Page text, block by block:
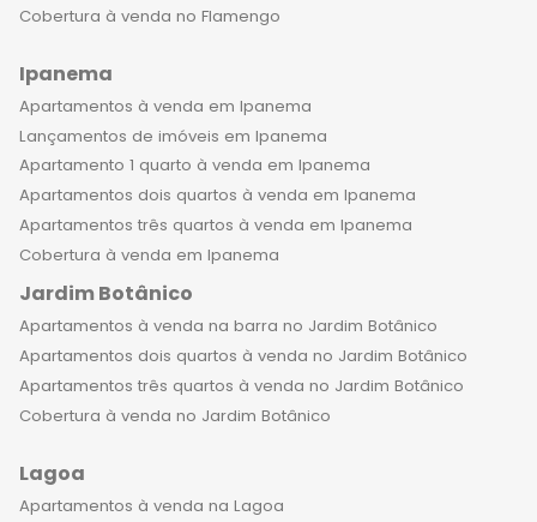
Cobertura à venda no Flamengo
Ipanema
Apartamentos à venda em Ipanema
Lançamentos de imóveis em Ipanema
Apartamento 1 quarto à venda em Ipanema
Apartamentos dois quartos à venda em Ipanema
Apartamentos três quartos à venda em Ipanema
Cobertura à venda em Ipanema
Jardim Botânico
Apartamentos à venda na barra no Jardim Botânico
Apartamentos dois quartos à venda no Jardim Botânico
Apartamentos três quartos à venda no Jardim Botânico
Cobertura à venda no Jardim Botânico
Lagoa
Apartamentos à venda na Lagoa